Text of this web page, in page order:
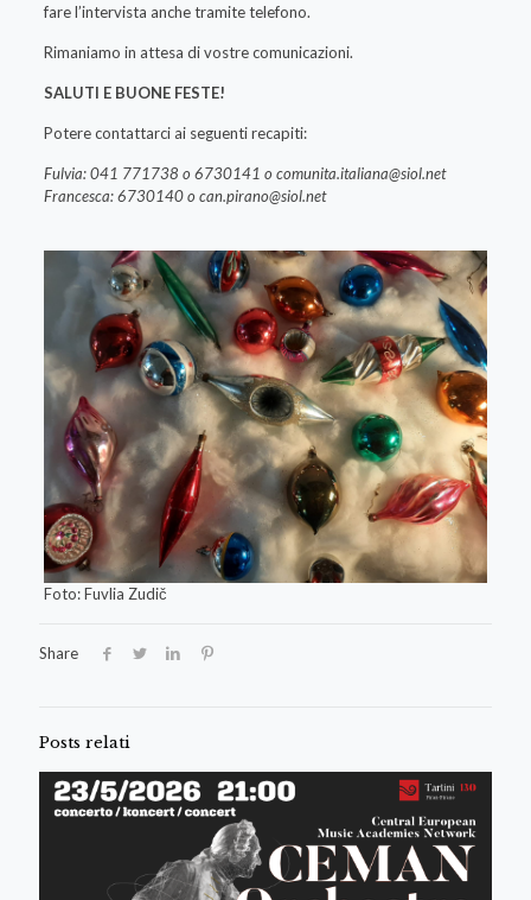
fare l’intervista anche tramite telefono.
Rimaniamo in attesa di vostre comunicazioni.
SALUTI E BUONE FESTE!
Potere contattarci ai seguenti recapiti:
Fulvia: 041 771738 o 6730141 o comunita.italiana@siol.net
Francesca: 6730140 o can.pirano@siol.net
Foto: Fuvlia Zudič
Share
Posts relati